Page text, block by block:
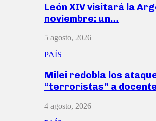
León XIV visitará la
noviembre: un…
5 agosto, 2026
PAÍS
Milei redobla los
“terroristas” a
4 agosto, 2026